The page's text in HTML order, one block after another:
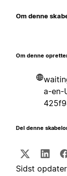
Om denne
Om denne
a-en-
Del denne
Sidst